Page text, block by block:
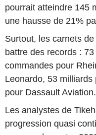
pourrait atteindre 145
une hausse de 21%
Surtout, les carnets
battre des records :
commandes pour
Leonardo, 53
pour Dassault Aviation.
Les analystes de
progression quasi